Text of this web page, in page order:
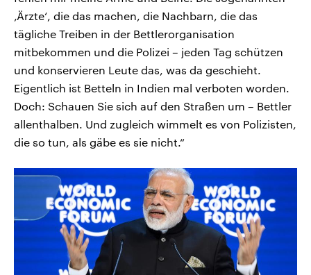
‚Ärzte‘, die das machen, die Nachbarn, die das
tägliche Treiben in der Bettlerorganisation
mitbekommen und die Polizei – jeden Tag schützen
und konservieren Leute das, was da geschieht.
Eigentlich ist Betteln in Indien mal verboten worden.
Doch: Schauen Sie sich auf den Straßen um – Bettler
allenthalben. Und zugleich wimmelt es von Polizisten,
die so tun, als gäbe es sie nicht.“